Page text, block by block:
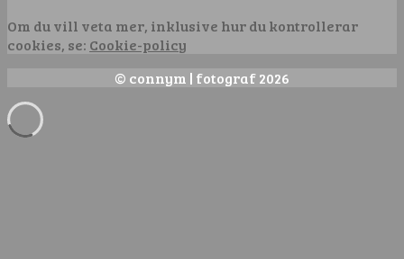
Om du vill veta mer, inklusive hur du kontrollerar
cookies, se: Cookie-policy
© connym | fotograf 2026